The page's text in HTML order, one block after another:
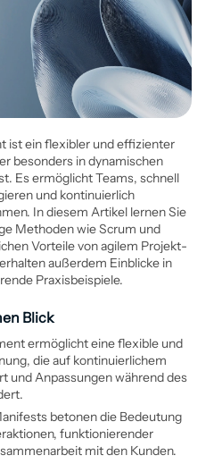
ist ein flexibler und effizienter
besonders in dynamischen
Es ermöglicht Teams, schnell
und kontinuierlich
In diesem Artikel lernen Sie
Methoden wie Scrum und
Vorteile von agilem Projekt­
außerdem Einblicke in
Praxisbeispiele.
Blick
ermöglicht eine flexible und
die auf kontinuierlichem
und Anpassungen während des
betonen die Bedeutung
­funktionierender
mit den Kunden.